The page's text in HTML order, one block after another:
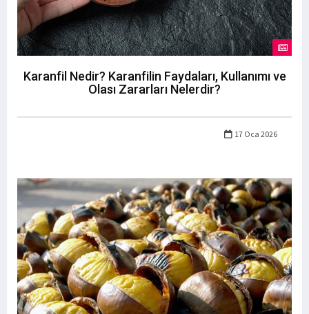
Karanfil Nedir? Karanfilin Faydaları, Kullanımı ve
Olası Zararları Nelerdir?
17 Oca 2026